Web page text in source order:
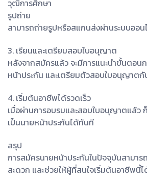
วุฒิการศึกษา
รูปถ่าย
สามารถถ่ายรูปหรือสแกนส่งผ่านระบบออน
3. เรียนและเตรียมสอบใบอนุญาต
หลังจากสมัครแล้ว จะมีการแนะนำขั้นตอน
หน้าประกัน และเตรียมตัวสอบใบอนุญาต
4. เริ่มต้นอาชีพได้รวดเร็ว
เมื่อผ่านการอบรมและสอบใบอนุญาตแล้ว
เป็นนายหน้าประกันได้ทันที
สรุป
การสมัครนายหน้าประกันในปัจจุบันสามาร
สะดวก และช่วยให้ผู้ที่สนใจเริ่มต้นอาชีพนี้ไ